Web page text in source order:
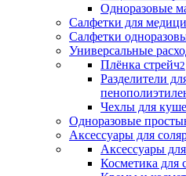
Одноразовые
Салфетки для
Салфетки
Универсальные
Плёнка стрейч2
Разделители
Чехлы для
Одноразовые
Аксессуары для
Аксессуары
Косметика для